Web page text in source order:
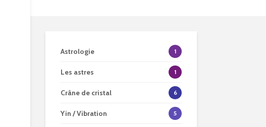
Astrologie 1
Les astres 1
Crâne de cristal 6
Yin / Vibration 5